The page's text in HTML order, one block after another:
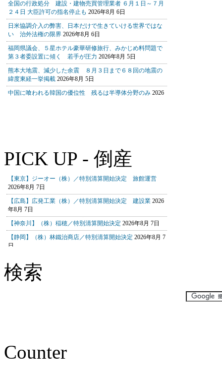
PICK UP - 倒産
検索
Counter